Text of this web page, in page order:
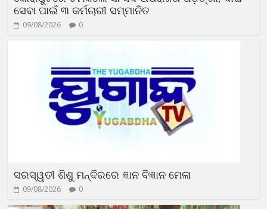
ସେବା ପାଇଁ ୩ କର୍ମଚାରୀ ସମ୍ମାନିତ
09/08/2026 0
ସରସ୍ୱତୀ ଶିଶୁ ମନ୍ଦିରରେ ଜ୍ଞାନ ବିଜ୍ଞାନ ମେଳା
09/08/2026 0